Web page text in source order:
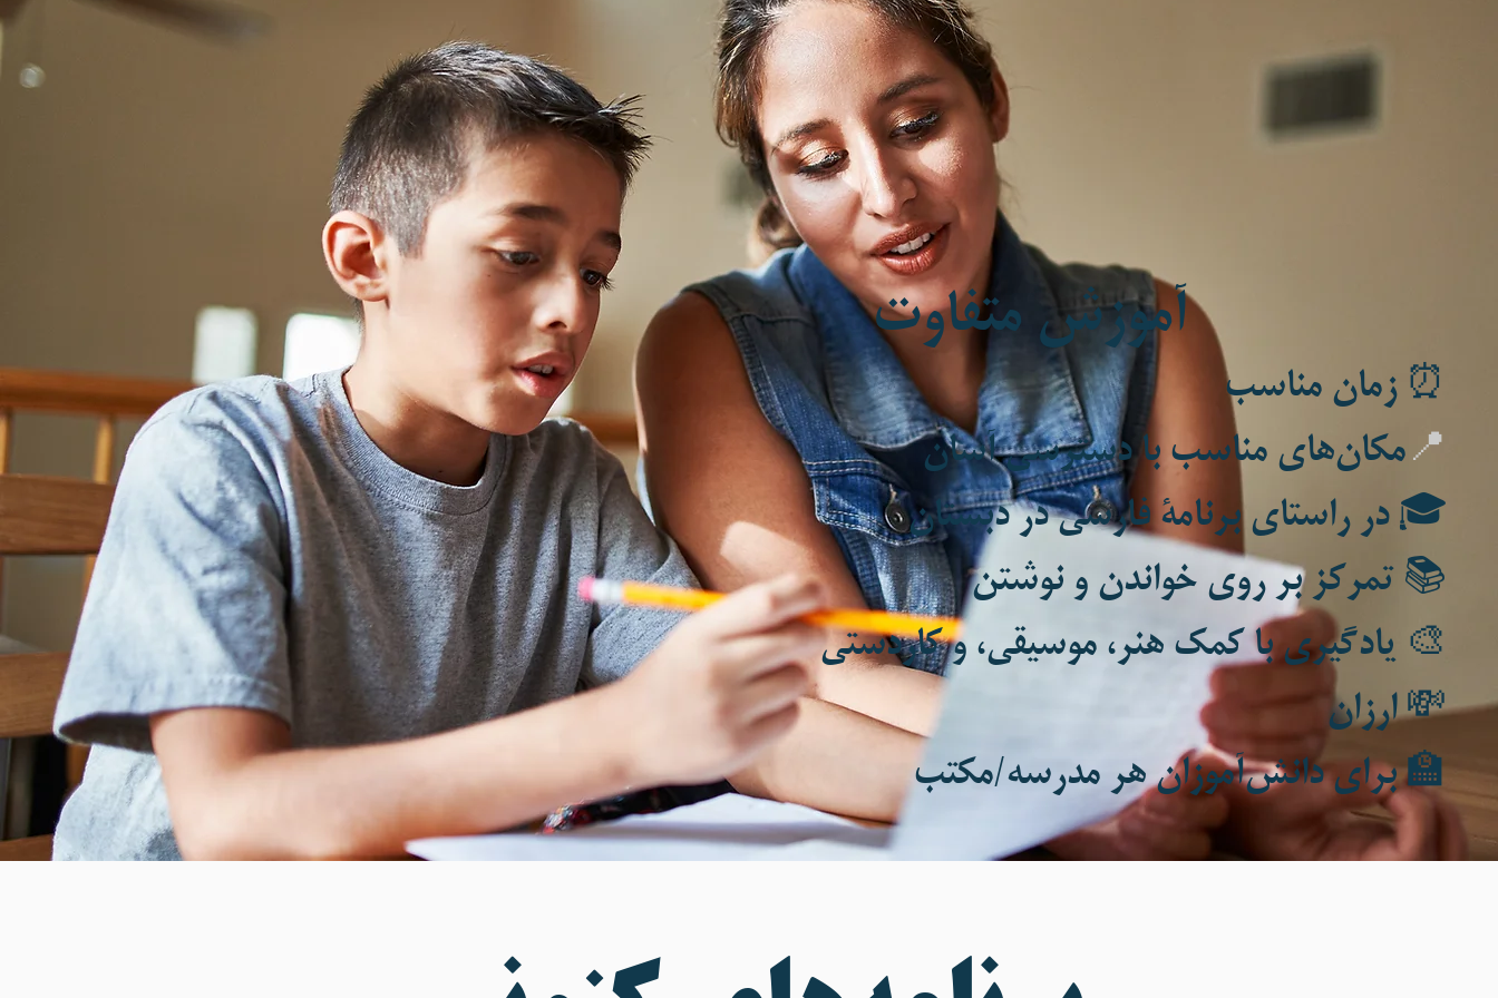
آموزش متفاوت
⏰ زمان مناسب
📍مکان‌های مناسب با دسترسی آسان
🎓 در راستای برنامۀ فارسی در دبستان
📚 تمرکز بر روی خواندن و نوشتن
🎨 یادگیری با کمک هنر، موسیقی، و کاردستی
💸 ارزان
🏫 برای دانش‌آموزان هر مدرسه/مکتب